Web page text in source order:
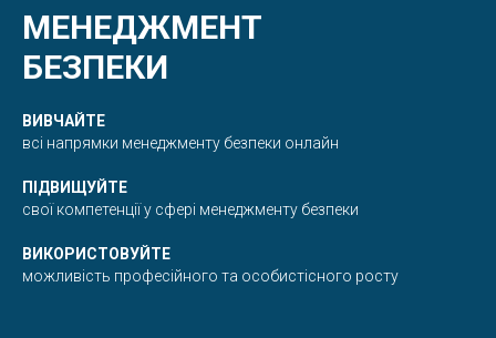
МЕНЕДЖМЕНТ
БЕЗПЕКИ
ВИВЧАЙТЕ
всі напрямки менеджменту безпеки онлайн
ПІДВИЩУЙТЕ
свої компетенції у сфері менеджменту безпеки
ВИКОРИСТОВУЙТЕ
можливість професійного та особистісного росту